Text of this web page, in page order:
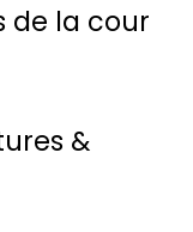
de la cour
&